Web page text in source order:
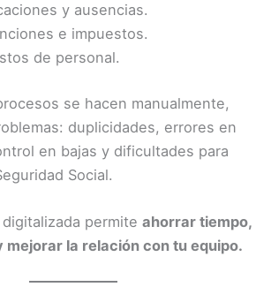
y ausencias.
e impuestos.
de personal.
se hacen manualmente,
duplicidades, errores en
en bajas y dificultades para
Social.
permite ahorrar tiempo,
la relación con tu equipo.